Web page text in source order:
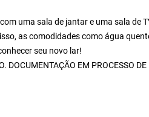
uma sala de jantar e uma sala de
as comodidades como água
seu novo lar!
EM PROCESSO DE